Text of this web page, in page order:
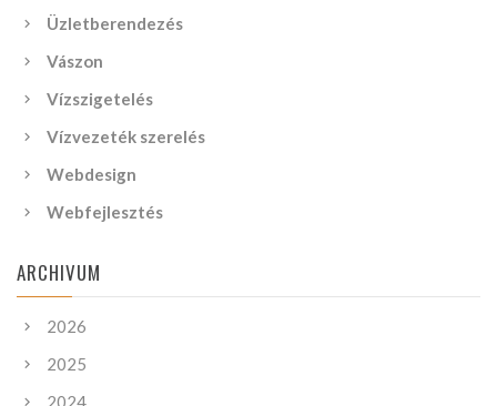
Üzletberendezés
Vászon
Vízszigetelés
Vízvezeték szerelés
Webdesign
Webfejlesztés
ARCHIVUM
2026
2025
2024